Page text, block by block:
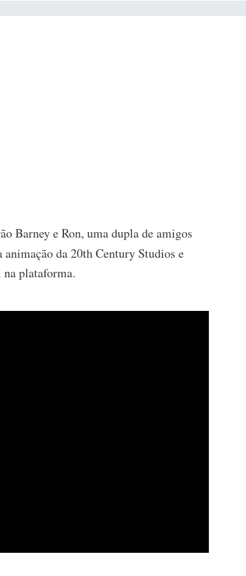
Barney e Ron, uma dupla de amigos
animação da 20th Century Studios e
plataforma.